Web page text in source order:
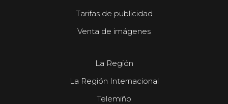
Tarifas de publicidad
Venta de imágenes
La Región
La Región Internacional
Telemiño